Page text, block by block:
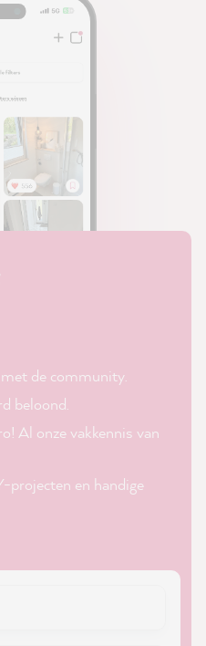
de community.
beloond.
Al onze vakkennis van
projecten en handige